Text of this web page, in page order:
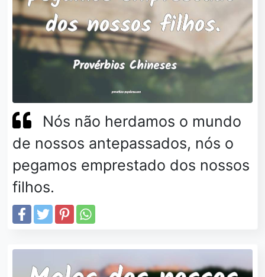
Nós não herdamos o mundo
de nossos antepassados, nós o
pegamos emprestado dos nossos
filhos.